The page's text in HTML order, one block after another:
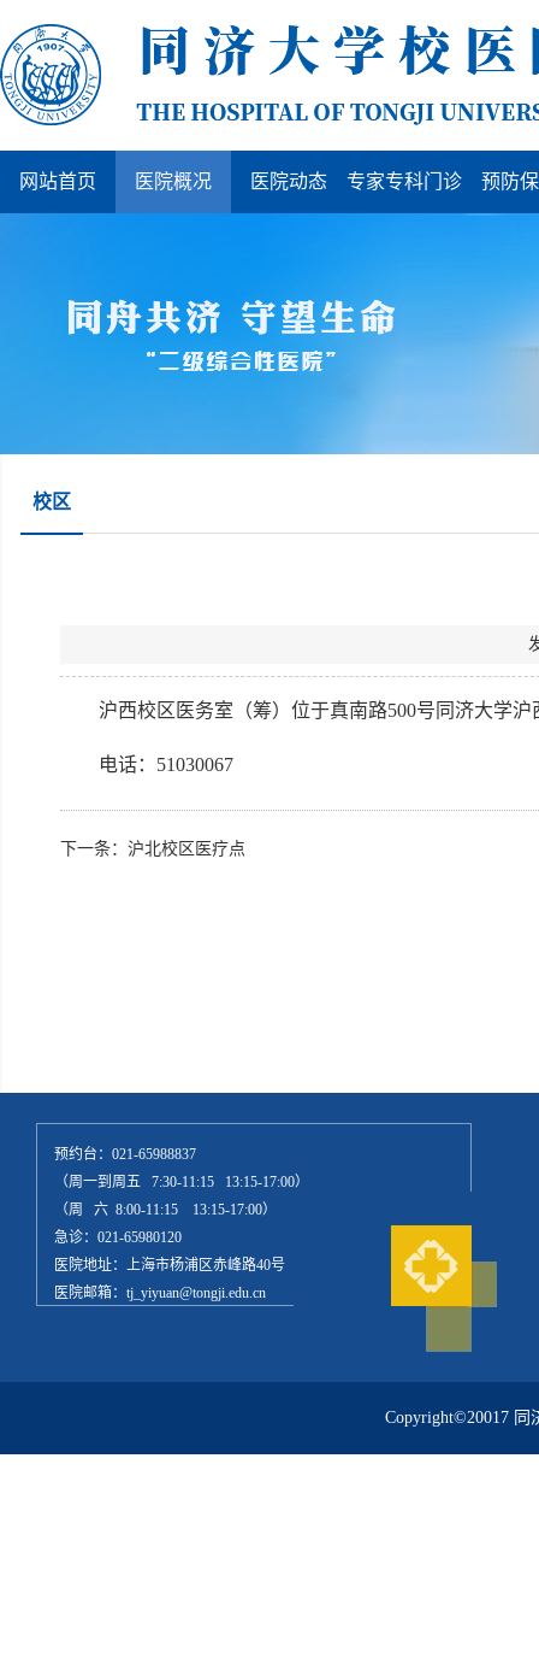
网站首页 医院概况 医院动态 专家专科门诊 预防
校区
沪西校区医务室（筹）位于真南路500号同济大学
电话：51030067
下一条： 沪北校区医疗点
预约台：021-65988837
（周一到周五 7:30-11:15 13:15-17:00）
（周 六 8:00-11:15 13:15-17:00）
急诊：021-65980120
医院地址：上海市杨浦区赤峰路40号
医院邮箱：tj_yiyuan@tongji.edu.cn
Copyright©20017 同